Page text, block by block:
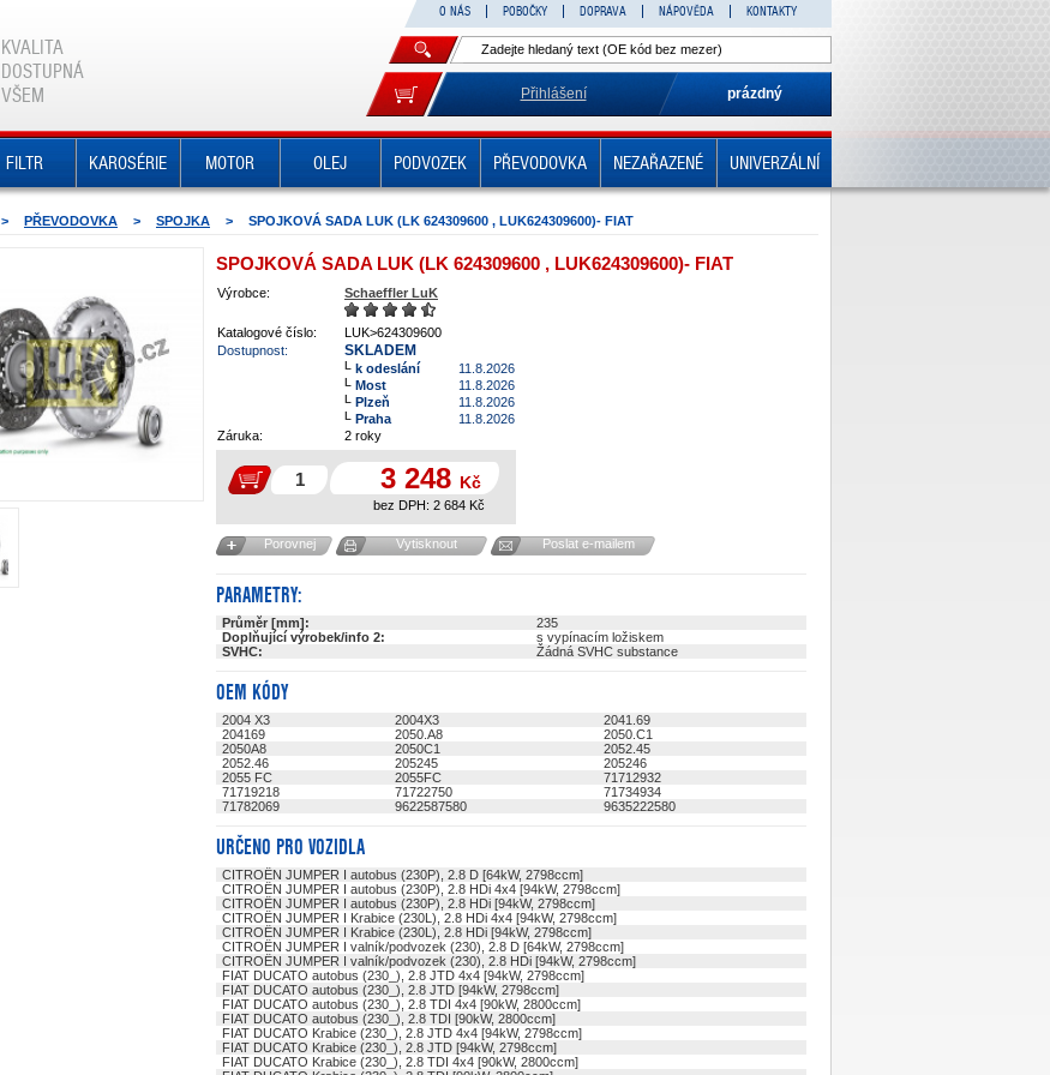
KVALITA
DOSTUPNÁ
VŠEM
O NÁS POBOČKY DOPRAVA NÁPOVĚDA KONTAKTY
Přihlášení prázdný
FILTR KAROSÉRIE MOTOR OLEJ PODVOZEK PŘEVODOVKA NEZAŘAZENÉ UNIVERZÁLNÍ
> PŘEVODOVKA > SPOJKA > SPOJKOVÁ SADA LUK (LK 624309600 , LUK624309600)- FIAT
SPOJKOVÁ SADA LUK (LK 624309600 , LUK624309600)- FIAT
Výrobce: Schaeffler LuK
Katalogové číslo:
LUK>624309600
Dostupnost:
SKLADEM
k odeslání
11.8.2026
Most
11.8.2026
Plzeň
11.8.2026
Praha
11.8.2026
Záruka:
2 roky
3 248 Kč
bez DPH: 2 684 Kč
Porovnej Vytisknout Poslat e-mailem
PARAMETRY:
Průměr [mm]:
235
Doplňující výrobek/info 2:
s vypínacím ložiskem
SVHC:
Žádná SVHC substance
OEM KÓDY
2004 X3 2004X3
2041.69
204169
2050.A8
2050.C1
2050A8
2050C1
2052.45
2052.46
205245
205246
2055 FC
2055FC
71712932
71719218
71722750
71734934
71782069
9622587580 9635222580
URČENO PRO VOZIDLA
CITROËN JUMPER I autobus (230P), 2.8 D [64kW, 2798ccm]
CITROËN JUMPER I autobus (230P), 2.8 HDi 4x4 [94kW, 2798ccm]
CITROËN JUMPER I autobus (230P), 2.8 HDi [94kW, 2798ccm]
CITROËN JUMPER I Krabice (230L), 2.8 HDi 4x4 [94kW, 2798ccm]
CITROËN JUMPER I Krabice (230L), 2.8 HDi [94kW, 2798ccm]
CITROËN JUMPER I valník/podvozek (230), 2.8 D [64kW, 2798ccm]
CITROËN JUMPER I valník/podvozek (230), 2.8 HDi [94kW, 2798ccm]
FIAT DUCATO autobus (230_), 2.8 JTD 4x4 [94kW, 2798ccm]
FIAT DUCATO autobus (230_), 2.8 JTD [94kW, 2798ccm]
FIAT DUCATO autobus (230_), 2.8 TDI 4x4 [90kW, 2800ccm]
FIAT DUCATO autobus (230_), 2.8 TDI [90kW, 2800ccm]
FIAT DUCATO Krabice (230_), 2.8 JTD 4x4 [94kW, 2798ccm]
FIAT DUCATO Krabice (230_), 2.8 JTD [94kW, 2798ccm]
FIAT DUCATO Krabice (230_), 2.8 TDI 4x4 [90kW, 2800ccm]